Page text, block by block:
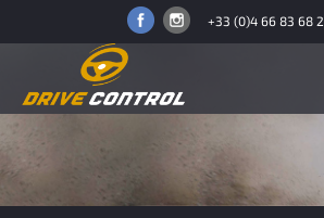
+33 (0)4 66 83 68